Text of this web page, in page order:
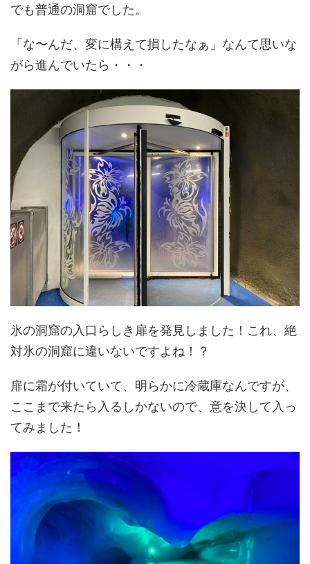
でも普通の洞窟でした。
「な〜んだ、変に構えて損したなぁ」なんて思いな
がら進んでいたら・・・
氷の洞窟の入口らしき扉を発見しました！これ、絶
対氷の洞窟に違いないですよね！？
扉に霜が付いていて、明らかに冷蔵庫なんですが、
ここまで来たら入るしかないので、意を決して入っ
てみました！